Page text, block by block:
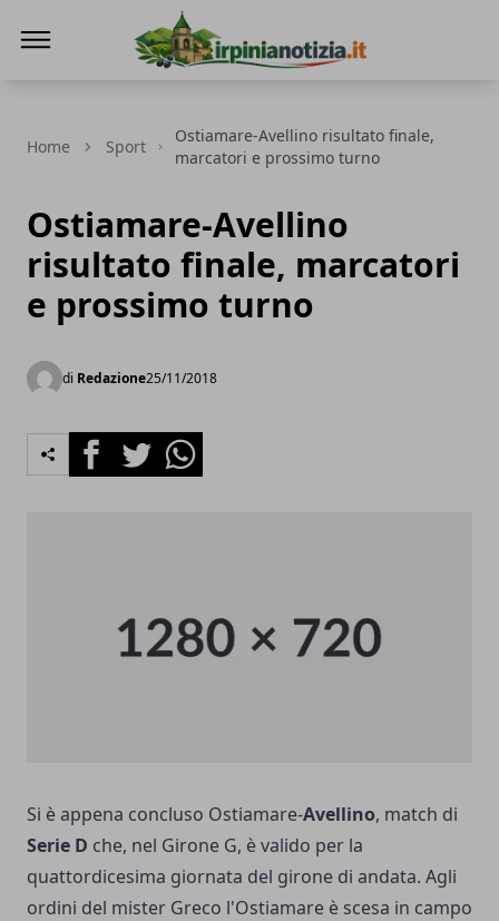
Home Sport
Ostiamare-Avellino risultato finale,
marcatori e prossimo turno
Ostiamare-Avellino
risultato finale, marcatori
e prossimo turno
di Redazione25/11/2018
FacebookTwitterWhatsapp
Si è appena concluso Ostiamare-Avellino, match di
Serie D che, nel Girone G, è valido per la
quattordicesima giornata del girone di andata. Agli
ordini del mister Greco l'Ostiamare è scesa in campo